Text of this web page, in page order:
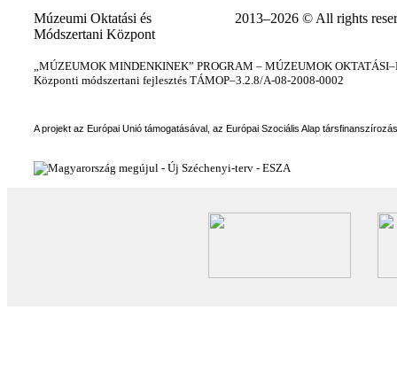
Múzeumi Oktatási és
Módszertani Központ
2013–2026 © All rights
„MÚZEUMOK MINDENKINEK” PROGRAM – MÚZEUMOK
Központi módszertani fejlesztés TÁMOP–3.2.8/A-08-2008-0002
A projekt az Európai Unió támogatásával, az Európai Szociális Alap